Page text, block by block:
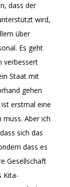
dass der
wird,
über
Es geht
verbessert
Staat mit
gehen
erstmal eine
Aber ich
sich das
dass es
Gesellschaft
Kita-